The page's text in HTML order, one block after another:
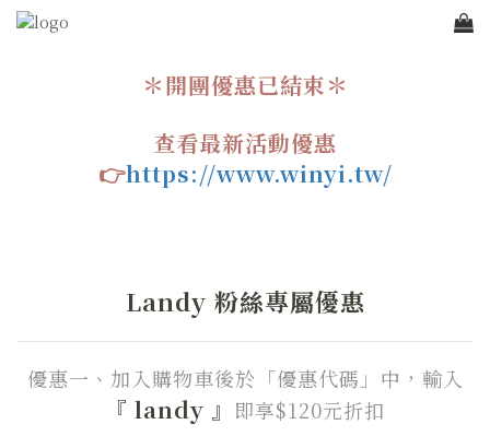
＊開團優惠已結束＊
查看最新活動優惠
👉https://www.winyi.tw/
Landy 粉絲專屬優惠
優惠一、加入購物車後於「優惠代碼」中， 輸入
『 landy 』 即享$120元折扣